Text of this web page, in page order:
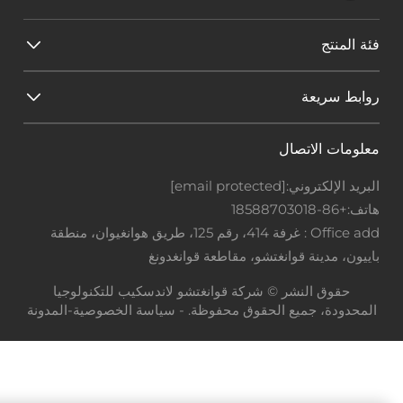
فئة المنتج
روابط سريعة
معلومات الاتصال
البريد الإلكتروني:[email protected]
هاتف:+86-18588703018
Office add : غرفة 414، رقم 125، طريق هوانغيوان، منطقة
باييون، مدينة قوانغتشو، مقاطعة قوانغدونغ
حقوق النشر © شركة قوانغتشو لاندسكيب للتكنولوجيا
المحدودة، جميع الحقوق محفوظة. - سياسة الخصوصية-المدونة